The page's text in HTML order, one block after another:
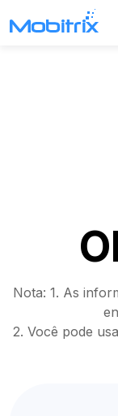
Nota: 1. As
2. Você pode